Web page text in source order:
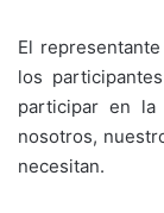
El
los
participar en la
nosotros,
necesitan.